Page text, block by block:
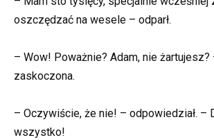
oszczędzać na wesele – odparł.
– Wow! Poważnie? Adam, nie żartujesz?
zaskoczona.
– Oczywiście, że nie! – odpowiedział. –
wszystko!